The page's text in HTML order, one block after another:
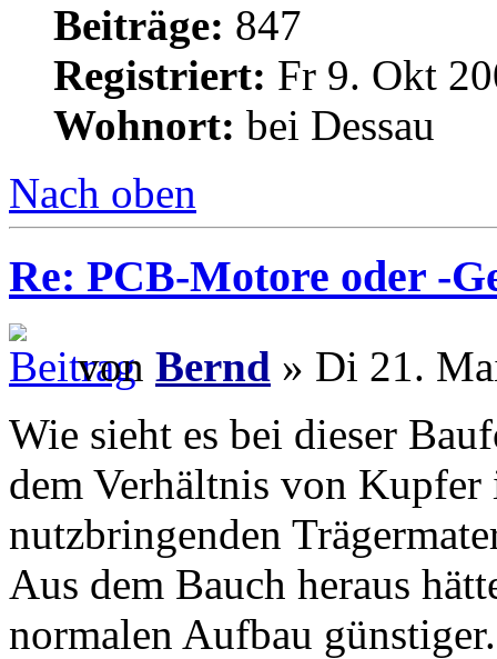
Beiträge: 847
Registriert: Fr 9. Okt
Wohnort: bei Dessau
Nach oben
Re: PCB-Motore oder -
von Bernd » Di 21.
Wie sieht es bei dieser
dem Verhältnis von
nutzbringenden
Aus dem Bauch heraus
normalen Aufbau günstiger.